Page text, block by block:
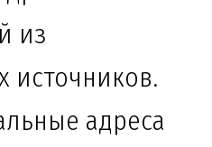
из
источников.
адреса